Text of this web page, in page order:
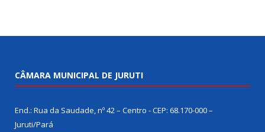
CÂMARA MUNICIPAL DE JURUTI
End.: Rua da Saudade, nº 42 – Centro - CEP: 68.170-000 –
Juruti/Pará